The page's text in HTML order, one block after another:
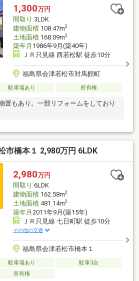
1,300万円
間取り 3LDK
建物面積108.47m2
土地面積168.09m2
築年月 1986年9月(築40年)
ＪＲ只見線 西若松駅 徒歩10分
福島県会津若松市対馬館町
駐車場あり 所有権
置もあり。一部リフォームをしており
市橋本１ 2,980万円 6LDK
2,980万円
間取り 6LDK
建物面積162.58m2
土地面積481.14m2
築年月 2011年9月(築15年)
ＪＲ只見線 七日町駅 徒歩10分
その他の交通
福島県会津若松市橋本１
駐車場あり
駐車3台
所有権